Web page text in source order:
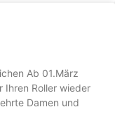
Ab 01.März
Ihren Roller wieder
Damen und